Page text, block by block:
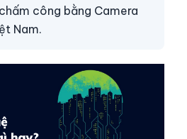
công bằng Camera
Nam.